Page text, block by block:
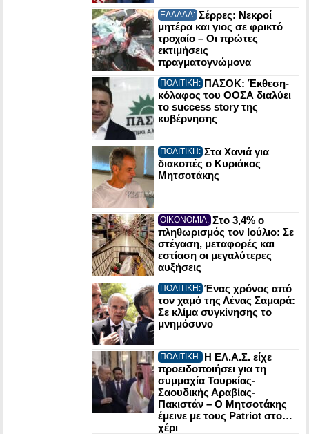
ΕΛΛΑΔΑ: Σέρρες: Νεκροί
μητέρα και γιος σε φρικτό
τροχαίο – Οι πρώτες
εκτιμήσεις
πραγματογνώμονα
ΠΟΛΙΤΙΚΗ: ΠΑΣΟΚ: Έκθεση-
κόλαφος του ΟΟΣΑ διαλύει
το success story της
κυβέρνησης
ΠΟΛΙΤΙΚΗ: Στα Χανιά για
διακοπές ο Κυριάκος
Μητσοτάκης
ΟΙΚΟΝΟΜΙΑ: Στο 3,4% ο
πληθωρισμός τον Ιούλιο: Σε
στέγαση, μεταφορές και
εστίαση οι μεγαλύτερες
αυξήσεις
ΠΟΛΙΤΙΚΗ: Ένας χρόνος από
τον χαμό της Λένας Σαμαρά:
Σε κλίμα συγκίνησης το
μνημόσυνο
ΠΟΛΙΤΙΚΗ: Η ΕΛ.Α.Σ. είχε
προειδοποιήσει για τη
συμμαχία Τουρκίας-
Σαουδικής Αραβίας-
Πακιστάν – Ο Μητσοτάκης
έμεινε με τους Patriot στο…
χέρι